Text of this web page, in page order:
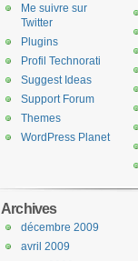
Me suivre sur
Twitter
Plugins
Profil Technorati
Suggest Ideas
Support Forum
Themes
WordPress Planet
Archives
décembre 2009
avril 2009